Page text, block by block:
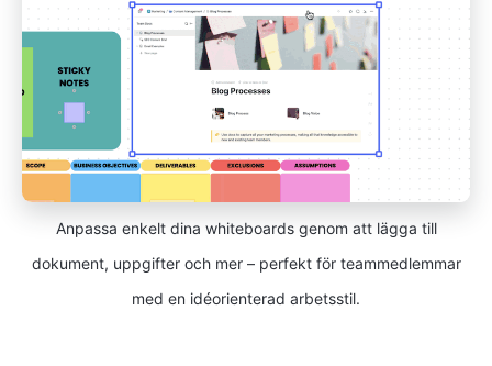
Anpassa enkelt dina whiteboards genom att lägga till
dokument, uppgifter och mer – perfekt för teammedlemmar
med en idéorienterad arbetsstil.